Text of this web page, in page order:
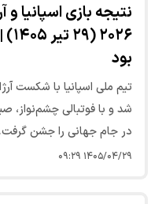
نتیجه بازی اسپانیا و
بود
شد و با فوتبالی
در جام جهانی را جشن گرفت.
۱۴۰۵/۰۴/۲۹ ۰۹:۲۹